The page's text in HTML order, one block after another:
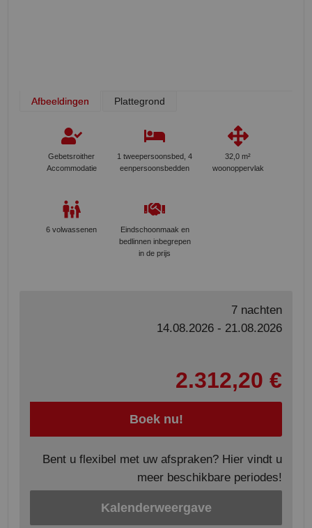
Afbeeldingen Plattegrond
Gebetsroither
Accommodatie
1 tweepersoonsbed, 4
eenpersoonsbedden
32,0 m²
woonoppervlak
6 volwassenen
Eindschoonmaak en
bedlinnen inbegrepen
in de prijs
7 nachten
14.08.2026 - 21.08.2026
2.312,20 €
Boek nu!
Bent u flexibel met uw afspraken? Hier vindt u
meer beschikbare periodes!
Kalenderweergave